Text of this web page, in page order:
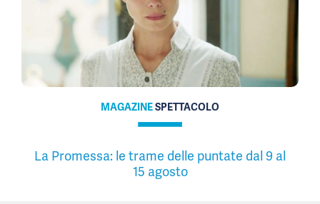
MAGAZINESPETTACOLO
La Promessa: le trame delle puntate dal 9 al
15 agosto